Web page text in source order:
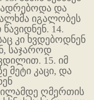
და
იგალობეს
14.
კი ხვდებოდნენ
საჯაროდ
15. იმ
მეტი კაცი, და
ღმერთის